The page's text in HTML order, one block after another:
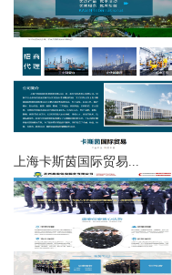
上海卡斯茵国际贸易...